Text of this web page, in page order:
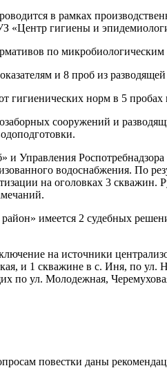
в рамках
«Центр гигиены и
по
и 8 проб из разводящей
гигиенических норм в 5 пробах
сооружений и
Управления Роспотребнадзора
водоснабжения. По
на оголовках 3
имеется 2 судебных
на источники
и 1 скважине в с. Иня, по ул.
по ул. Молодежная,
повестки даны